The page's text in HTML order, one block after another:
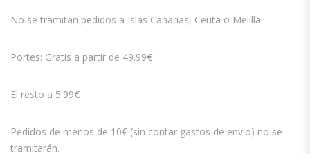
No se tramitan pedidos a Islas Canarias, Ceuta o Melilla.
Portes: Gratis a partir de 49.99€
El resto a 5.99€
Pedidos de menos de 10€ (sin contar gastos de envío) no se
tramitarán.